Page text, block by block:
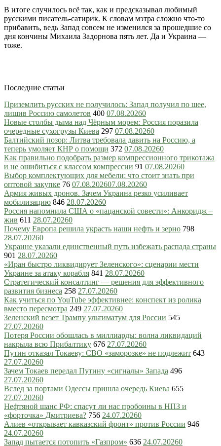
В итоге случилось всё так, как и предсказывал любимый
русскими писатель-сатирик. К словам мэтра сложно что-то
прибавить, ведь Запад совсем не изменился за прошедшие со
дня кончины Михаила Задорнова пять лет. Да и Украина —
тоже.
Последние статьи
Приземлить русских не получилось: Запад получил по шее,
лишив Россию самолетов 400 07.08.20260
Новые столбы дыма над Чёрным морем: Россия поразила
очередные сухогрузы Киева 297 07.08.20260
Балтийский позор: Литва требовала давить на Россию, а
теперь умоляет КНР о помощи 372 07.08.20260
Как правильно подобрать размер компрессионного трикотажа
и не ошибиться с классом компрессии 91 07.08.20260
Выбор комплектующих для мебели: что стоит знать при
оптовой закупке 76 07.08.202607.08.20260
Армия живых дронов. Зачем Украина резко усиливает
мобилизацию 846 28.07.20260
Россия напомнила США о «пацанской совести»: Анкоридж –
жив 611 28.07.20260
Почему Европа решила украсть наши нефть и зерно 798
28.07.20260
Украине указали единственный путь избежать распада страны
901 28.07.20260
«Иран быстро ликвидирует Зеленского»: сценарии мести
Украине за атаку корабля 841 28.07.20260
Стратегический консалтинг — решения для эффективного
развития бизнеса 258 27.07.20260
Как учиться по YouTube эффективнее: конспект из ролика
вместо пересмотра 249 27.07.20260
Зеленский везет Трампу ультиматум для России 545
27.07.20260
Потеря России обошлась в миллиарды: волна ликвидаций
накрыла всю Прибалтику 676 27.07.20260
Путин отказал Токаеву: СВО «заморозке» не подлежит 643
27.07.20260
Зачем Токаев передал Путину «сигналы» Запада 496
27.07.20260
Вслед за портами Одессы пришла очередь Киева 655
27.07.20260
Нефтяной шанс РФ: спасут ли нас пробоины в НПЗ и
«форточка» Дмитриева? 756 24.07.20260
Алиев «открывает кавказский фронт» против России 946
24.07.20260
Запад пытается потопить «Газпром» 636 24.07.20260